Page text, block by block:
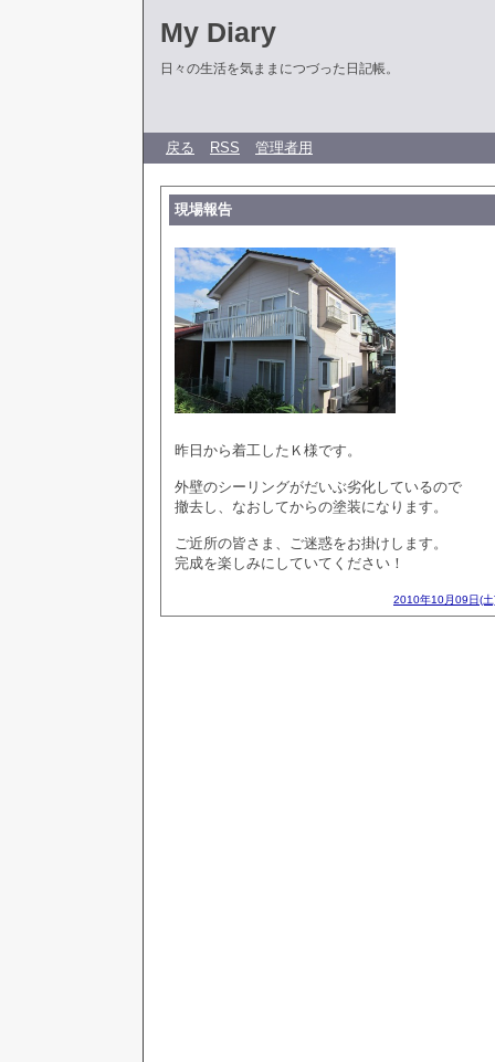
My Diary
日々の生活を気ままにつづった日記帳。
戻る RSS 管理者用
現場報告
昨日から着工したＫ様です。
外壁のシーリングがだいぶ劣化しているので
撤去し、なおしてからの塗装になります。
ご近所の皆さま、ご迷惑をお掛けします。
完成を楽しみにしていてください！
2010年10月09日(